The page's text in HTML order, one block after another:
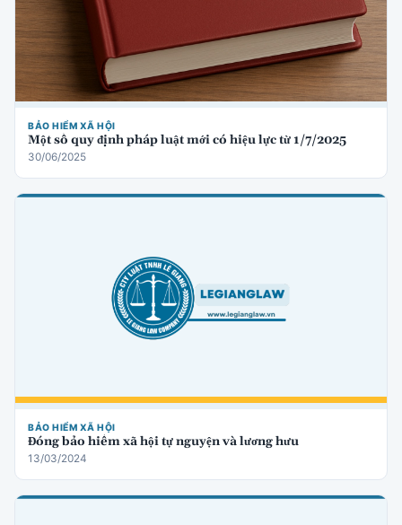
BẢO HIỂM XÃ HỘI
Một số quy định pháp luật mới có hiệu lực từ 1/7/2025
30/06/2025
BẢO HIỂM XÃ HỘI
Đóng bảo hiểm xã hội tự nguyện và lương hưu
13/03/2024